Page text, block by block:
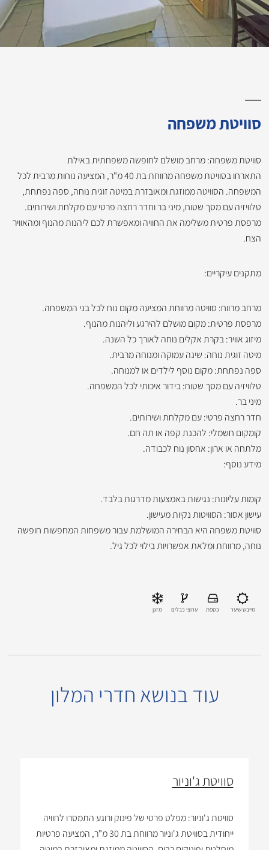
סוויטת משפחה
סוויטת משפחה: מרחב מושלם לחופשה משפחתית באילת
התארחו בסוויטת משפחה מרווחת בת 40 מ"ר, המציעה נוחות מרבית לכל
המשפחה. הסוויטה ממוזגת ומאובזרת במיטה זוגית נוחה, ספה נפתחת,
טלוויזיה עם מסך שטוח, מיני בר וחדר רחצה פרטי עם מקלחת ושירותים.
מרפסת פרטית משלימה את החוויה ומאפשרת לכם ליהנות מהנוף ומהאוויר
הצח.
מתקנים עיקריים:
מרחב מרווח: סוויטה מרווחת המציעה מקום נוח לכל בני המשפחה.
מרפסת פרטית: מקום מושלם להירגע וליהנות מהנוף.
מיזוג אוויר: בקרת אקלים נוחה לאורך כל השנה.
מיטה זוגית נוחה: שינה עמוקה ומנוחה מרבית.
ספה נפתחת: מקום נוסף לילדים או למנוחה.
טלוויזיה עם מסך שטוח: בידור איכותי לכל המשפחה.
מיני בר.
חדר רחצה פרטי: עם מקלחת ושירותים.
קומקום חשמלי: להכנת קפה או תה חם.
מלתחה או ארון: אחסון נוח לכבודה.
מידע נוסף:
קומות עליונות: נגישות באמצעות מדרגות בלבד.
עישון אסור: הסוויטות נקיות מעישון.
סוויטת משפחה היא הבחירה המושלמת עבור משפחות המחפשות חופשה
נוחה, מרווחת ומלאת אפשרויות בילוי לכל גיל.
מייבש שיער כספת ערוצי כבלים מזגן
עוד בנושא חדרי המלון
סוויטת ג'וניור
סוויטת ג'וניור: מפלט פרטי של פינוק ורוגע התמסרו לחוויה
ייחודית בסוויטת ג'וניור מרווחת בת 30 מ"ר, המציעה פרטיות